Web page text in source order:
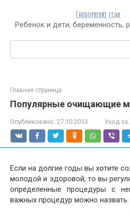
контенту
Chudopredki.com
Ребенок и дети, беременность,
Поиск:
Главная страница
Популярные очищающие
Опубликовано: 27.10.2013 Уход за
Если на долгие годы вы хотите
молодой и здоровой, то вы
определенные процедуры с
важных процедур можно назвать